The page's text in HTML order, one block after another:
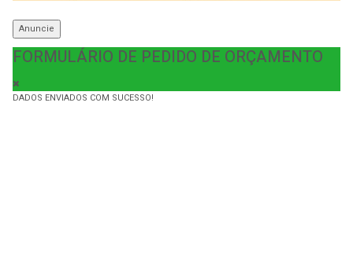
Anuncie
FORMULÁRIO DE PEDIDO DE ORÇAMENTO
DADOS ENVIADOS COM SUCESSO!